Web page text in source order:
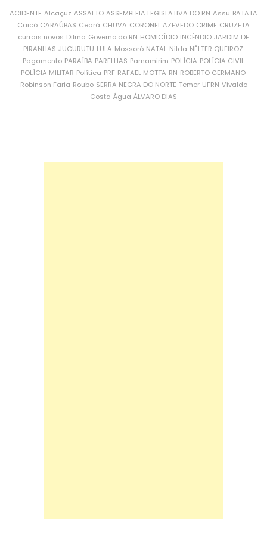
ACIDENTE Alcaçuz ASSALTO ASSEMBLEIA LEGISLATIVA DO RN Assu BATATA
Caicó CARAÚBAS Ceará CHUVA CORONEL AZEVEDO CRIME CRUZETA
currais novos Dilma Governo do RN HOMICÍDIO INCÊNDIO JARDIM DE
PIRANHAS JUCURUTU LULA Mossoró NATAL Nilda NÉLTER QUEIROZ
Pagamento PARAÍBA PARELHAS Parnamirim POLÍCIA POLÍCIA CIVIL
POLÍCIA MILITAR Política PRF RAFAEL MOTTA RN ROBERTO GERMANO
Robinson Faria Roubo SERRA NEGRA DO NORTE Temer UFRN Vivaldo
Costa Água ÁLVARO DIAS